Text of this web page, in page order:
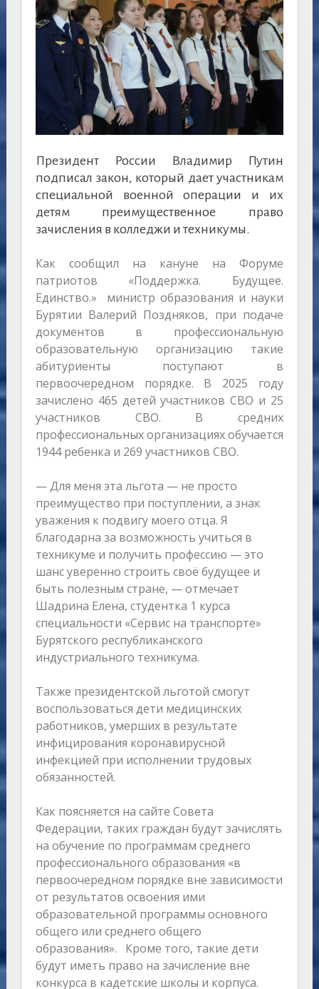
Президент России Владимир Путин
подписал закон, который дает участникам
специальной военной операции и их
детям преимущественное право
зачисления в колледжи и техникумы.
Как сообщил на кануне на Форуме
патриотов «Поддержка. Будущее.
Единство.» министр образования и науки
Бурятии Валерий Поздняков, при подаче
документов в профессиональную
образовательную организацию такие
абитуриенты поступают в
первоочередном порядке. В 2025 году
зачислено 465 детей участников СВО и 25
участников СВО. В средних
профессиональных организациях обучается
1944 ребенка и 269 участников СВО.
— Для меня эта льгота — не просто
преимущество при поступлении, а знак
уважения к подвигу моего отца. Я
благодарна за возможность учиться в
техникуме и получить профессию — это
шанс уверенно строить своё будущее и
быть полезным стране, — отмечает
Шадрина Елена, студентка 1 курса
специальности «Сервис на транспорте»
Бурятского республиканского
индустриального техникума.
Также президентской льготой смогут
воспользоваться дети медицинских
работников, умерших в результате
инфицирования коронавирусной
инфекцией при исполнении трудовых
обязанностей.
Как поясняется на сайте Совета
Федерации, таких граждан будут зачислять
на обучение по программам среднего
профессионального образования «в
первоочередном порядке вне зависимости
от результатов освоения ими
образовательной программы основного
общего или среднего общего
образования». Кроме того, такие дети
будут иметь право на зачисление вне
конкурса в кадетские школы и корпуса.